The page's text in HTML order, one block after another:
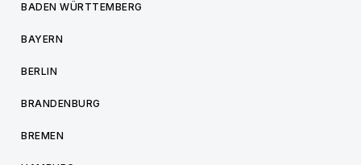
BADEN WÜRTTEMBERG
BAYERN
BERLIN
BRANDENBURG
BREMEN